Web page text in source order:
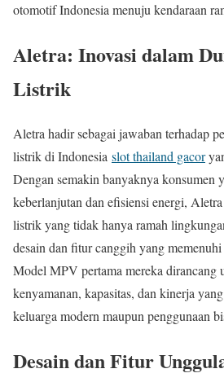
otomotif Indonesia menuju kendaraan
Aletra: Inovasi dalam
Listrik
Aletra hadir sebagai jawaban terhadap
listrik di Indonesia slot thailand gacor
Dengan semakin banyaknya konsumen
keberlanjutan dan efisiensi energi,
listrik yang tidak hanya ramah
desain dan fitur canggih yang
Model MPV pertama mereka dirancang
kenyamanan, kapasitas, dan kinerja
keluarga modern maupun penggunaan
Desain dan Fitur